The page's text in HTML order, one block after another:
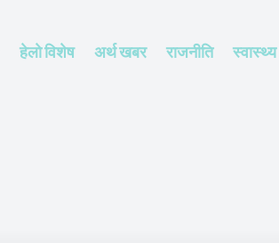
हेलाे विशेष अर्थ खबर राजनीति स्वास्थ्य